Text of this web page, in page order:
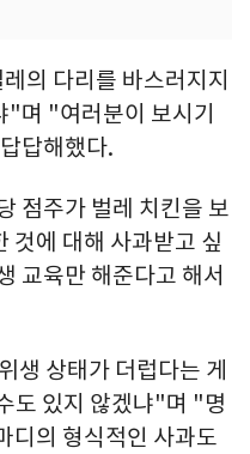
의 다리를 바스러지지
"며 "여러분이 보시기
답해했다.
점주가 벌레 치킨을 보
것에 대해 사과받고 싶
교육만 해준다고 해서
생 상태가 더럽다는 게
도 있지 않겠냐"며 "명
디의 형식적인 사과도